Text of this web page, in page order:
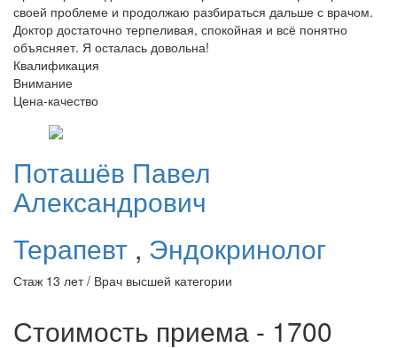
своей проблеме и продолжаю разбираться дальше с врачом.
Доктор достаточно терпеливая, спокойная и всё понятно
объясняет. Я осталась довольна!
Квалификация
Внимание
Цена-качество
Поташёв Павел
Александрович
Терапевт , Эндокринолог
Стаж 13 лет / Врач высшей категории
Стоимость приема - 1700